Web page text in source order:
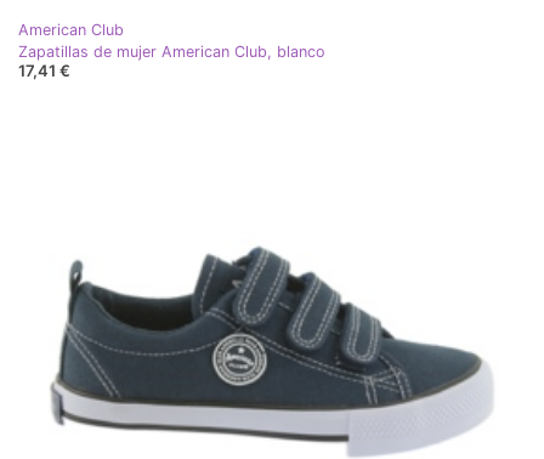
American Club
Zapatillas de mujer American Club, blanco
17,41 €